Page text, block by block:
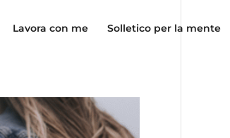
Lavora con me Solletico per la mente